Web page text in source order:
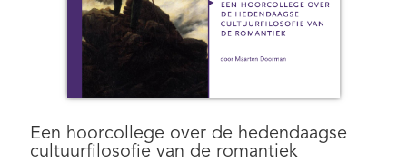
Een hoorcollege over de hedendaagse
cultuurfilosofie van de romantiek